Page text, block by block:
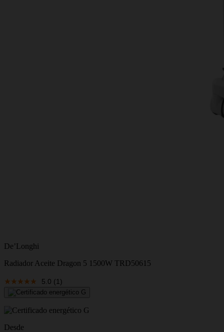
De’Longhi
Radiador Aceite Dragon 5 1500W TRD50615
5.0 (1)
Desde